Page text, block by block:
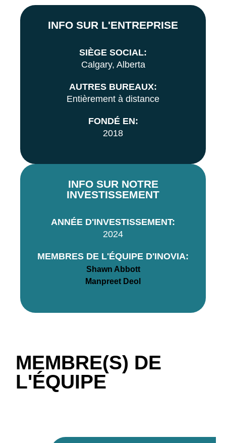
INFO SUR L'ENTREPRISE
SIÈGE SOCIAL:
Calgary, Alberta
AUTRES BUREAUX:
Entièrement à distance
FONDÉ EN:
2018
INFO SUR NOTRE
INVESTISSEMENT
ANNÉE D'INVESTISSEMENT:
2024
MEMBRES DE L'ÉQUIPE D'INOVIA:
Shawn Abbott
Manpreet Deol
MEMBRE(S) DE
L'ÉQUIPE